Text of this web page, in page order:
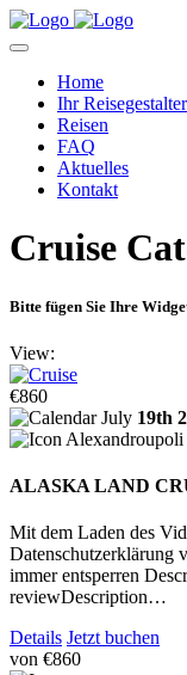
Home
Ihr Reisegestalter
Reisen
FAQ
Aktuelles
Kontakt
Cruise
Bitte fügen Sie Ihre
View:
€860
July 19th
Alexandroupoli
ALASKA LAND
Mit dem Laden des
Datenschutzerklärung
immer entsperren
reviewDescription…
Details Jetzt buchen
von €860